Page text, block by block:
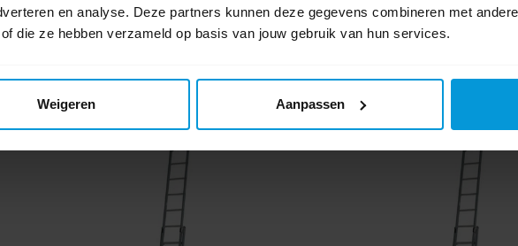
en analyse. Deze partners kunnen deze gegevens combineren met
die ze hebben verzameld op basis van jouw gebruik van hun services.
Weigeren Aanpassen